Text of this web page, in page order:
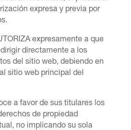
expresa y previa por
expresamente a que
directamente a los
del sitio web, debiendo en
sitio web principal del
a favor de sus titulares los
de propiedad
no implicando su sola